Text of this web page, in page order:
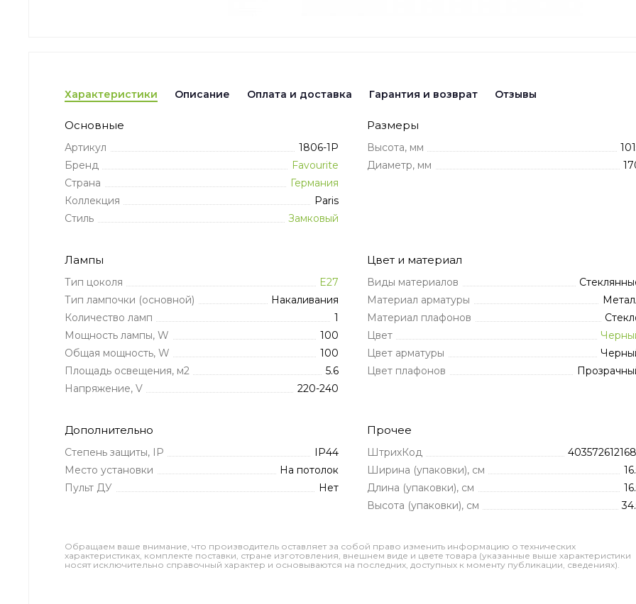
Характеристики Описание Оплата и доставка Гарантия и возврат Отзывы
Основные
Артикул
1806-1P
Бренд
Favourite
Страна
Германия
Коллекция
Paris
Стиль
Замковый
Размеры
Высота, мм
Диаметр, мм
Лампы
Тип цоколя
E27
Тип лампочки (основной)
Накаливания
Количество ламп
1
Мощность лампы, W
100
Общая мощность, W
100
Площадь освещения, м2
5.6
Напряжение, V
220-240
Цвет и материал
Виды материалов
Материал арматуры
Материал плафонов
Цвет
Цвет арматуры
Цвет плафонов
Дополнительно
Степень защиты, IP
IP44
Место установки
На потолок
Пульт ДУ
Нет
Прочее
ШтрихКод
Ширина (упаковки), см
Длина (упаковки), см
Высота (упаковки), см
Обращаем ваше внимание, что производитель оставляет за собой право изменить информацию о технических
характеристиках, комплекте поставки, стране изготовления, внешнем виде и цвете товара (указанные выше характеристики
носят исключительно справочный характер и основываются на последних, доступных к моменту публикации, сведениях).